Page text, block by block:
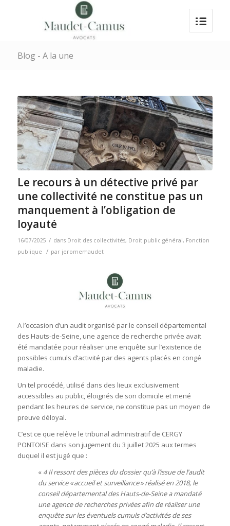
Blog - A la une
Le recours à un détective privé par
une collectivité ne constitue pas un
manquement à l’obligation de
loyauté
16/07/2025 / dans Droit des collectivités, Droit public général, Fonction
publique
/ par jeromemaudet
A l’occasion d’un audit organisé par le conseil départemental
des Hauts-de-Seine, une agence de recherche privée avait
été mandatée pour réaliser une enquête sur l’existence de
possibles cumuls d’activité par des agents placés en congé
maladie.
Un tel procédé, utilisé dans des lieux exclusivement
accessibles au public, éloignés de son domicile et mené
pendant les heures de service, ne constitue pas un moyen de
preuve déloyal.
C’est ce que relève le tribunal administratif de CERGY
PONTOISE dans son jugement du 3 juillet 2025 aux termes
duquel il est jugé que :
« 4 Il ressort des pièces du dossier qu’à l’issue de l’audit
du service « accueil et surveillance » réalisé en 2018, le
conseil départemental des Hauts-de-Seine a mandaté
une agence de recherches privées afin de réaliser une
enquête sur les éventuels cumuls d’activités de ses